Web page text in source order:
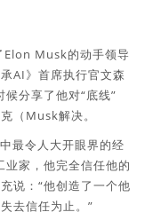
Musk的动手领导
AI》首席执行官文森
分享了他对“底线”
（Musk解决。
最令人大开眼界的经
业家，他完全信任他的
说：“他创造了一个他
去信任为止。”